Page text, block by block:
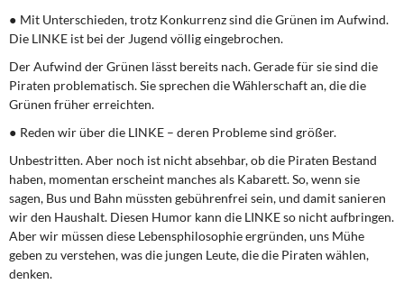
● Mit Unterschieden, trotz Konkurrenz sind die Grünen im Aufwind.
Die LINKE ist bei der Jugend völlig eingebrochen.
Der Aufwind der Grünen lässt bereits nach. Gerade für sie sind die
Piraten problematisch. Sie sprechen die Wählerschaft an, die die
Grünen früher erreichten.
● Reden wir über die LINKE – deren Probleme sind größer.
Unbestritten. Aber noch ist nicht absehbar, ob die Piraten Bestand
haben, momentan erscheint manches als Kabarett. So, wenn sie
sagen, Bus und Bahn müssten gebührenfrei sein, und damit sanieren
wir den Haushalt. Diesen Humor kann die LINKE so nicht aufbringen.
Aber wir müssen diese Lebensphilosophie ergründen, uns Mühe
geben zu verstehen, was die jungen Leute, die die Piraten wählen,
denken.